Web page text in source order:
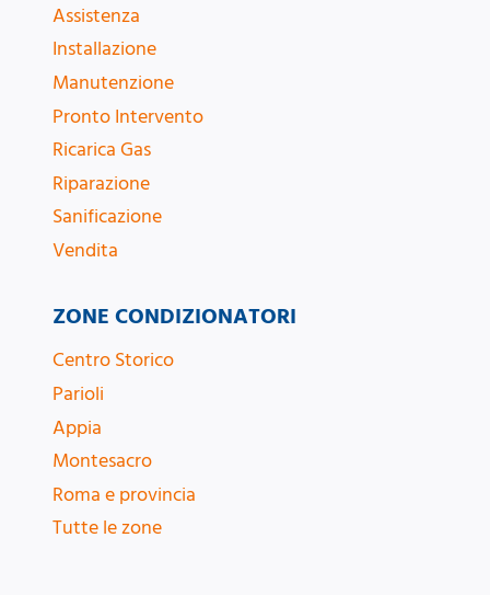
ZONE CONDIZIONATORI
Centro Storico
Parioli
Appia
Montesacro
Roma e provincia
Tutte le zone
Assistenza
Installazione
Manutenzione
Pronto Intervento
Ricarica Gas
Riparazione
Sanificazione
Vendita